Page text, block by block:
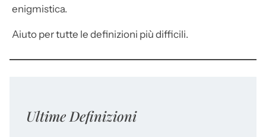
enigmistica.
Aiuto per tutte le definizioni più difficili.
Ultime Definizioni